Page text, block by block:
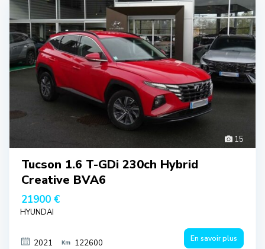
15
Tucson 1.6 T-GDi 230ch Hybrid
Creative BVA6
21900 €
HYUNDAI
2021 122600 En savoir plus